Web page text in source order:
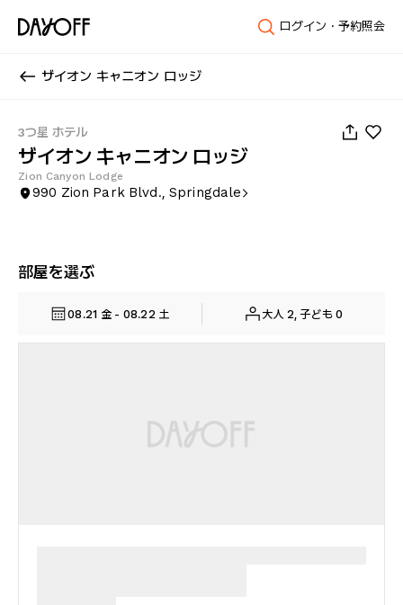
ログイン・予約照会
ザイオン キャニオン ロッジ
3つ星 ホテル
ザイオン キャニオン ロッジ
Zion Canyon Lodge
990 Zion Park Blvd., Springdale
部屋を選ぶ
08.21 金 - 08.22 土 大人 2, 子ども 0